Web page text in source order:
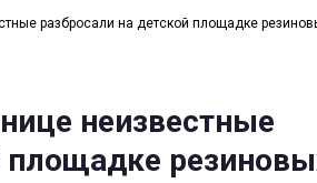
разбросали на детской площадке
неизвестные
площадке